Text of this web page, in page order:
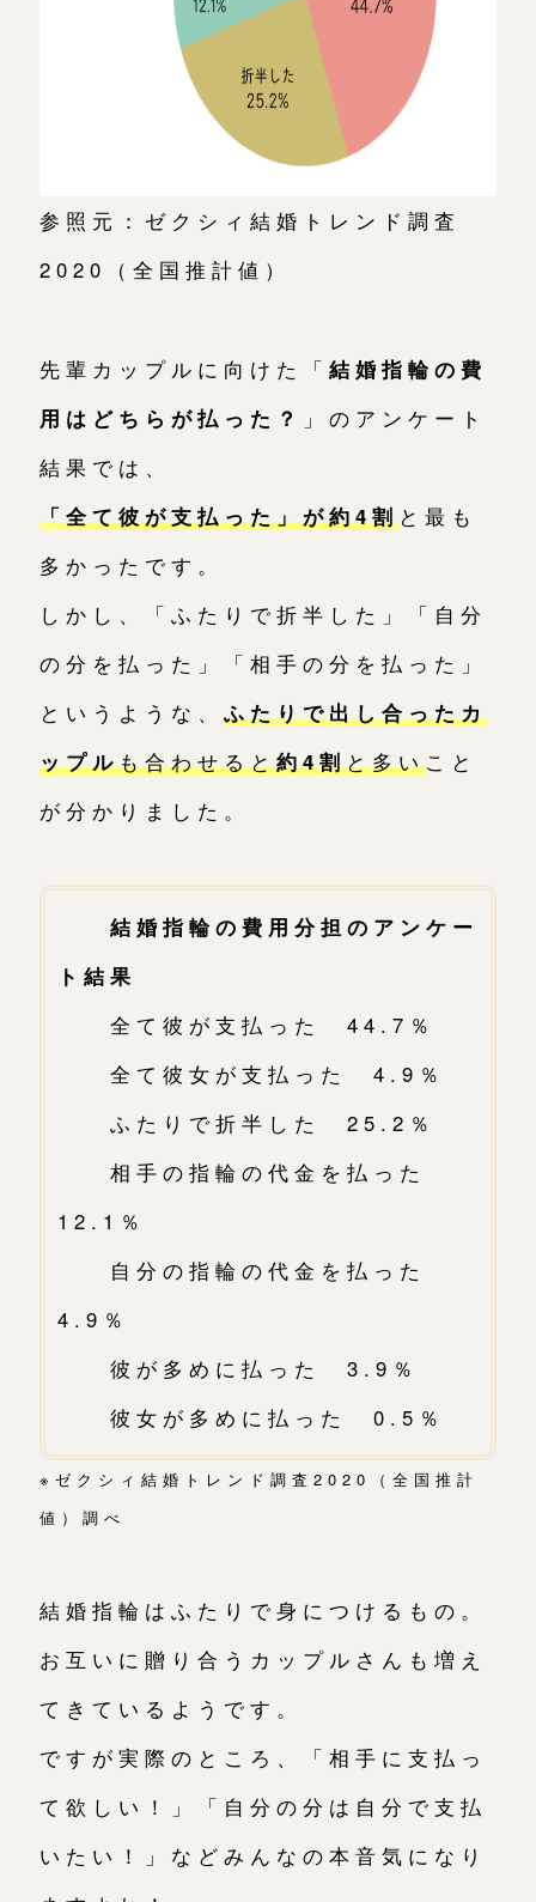
参照元：ゼクシィ結婚トレンド調査
2020（全国推計値）
先輩カップルに向けた「結婚指輪の費
用はどちらが払った？
」のアンケート
結果では、
「全て彼が支払った」が約4割と最も
多かったです。
しかし、「ふたりで折半した」「自分
の分を払った」「相手の分を払った」
というような、 ふたりで出し合ったカ
ップルも合わせると約4割と多いこと
が分かりました。
結婚指輪の費用分担のアンケー
ト結果
全て彼が支払った 44.7％
全て彼女が支払った 4.9％
ふたりで折半した 25.2％
相手の指輪の代金を払った
12.1％
自分の指輪の代金を払った
4.9％
彼が多めに払った 3.9％
彼女が多めに払った 0.5％
※ゼクシィ結婚トレンド調査2020（全国推計
値）調べ
結婚指輪はふたりで身につけるもの。
お互いに贈り合うカップルさんも増え
てきているようです。
ですが実際のところ、「相手に支払っ
て欲しい！」「自分の分は自分で支払
いたい！」などみんなの本音気になり